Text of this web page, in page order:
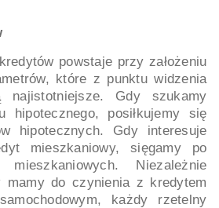
powstaje przy założeniu
które z punktu widzenia
najistotniejsze. Gdy szukamy
hipotecznego, posiłkujemy się
hipotecznych. Gdy interesuje
mieszkaniowy, sięgamy po
Niezależnie
mamy do czynienia z kredytem
każdy rzetelny